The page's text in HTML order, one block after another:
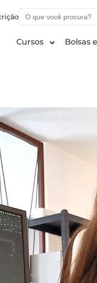
que
procura?
Cursos Bolsas